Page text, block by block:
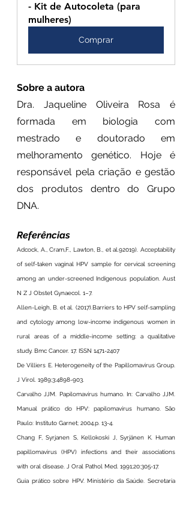
- Kit de Autocoleta (para
mulheres)
Comprar
Sobre a autora
Dra. Jaqueline Oliveira Rosa é
formada em biologia com
mestrado e doutorado em
melhoramento genético. Hoje é
responsável pela criação e gestão
dos produtos dentro do Grupo
DNA.
Referências
Adcock, A., Cram,F., Lawton, B., et al.92019). Acceptability
of self-taken vaginal HPV sample for cervical screening
among an under-screened Indigenous population. Aust
N Z J Obstet Gynaecol. 1–7.
Allen-Leigh, B. et al. (2017).Barriers to HPV self-sampling
and cytology among low-income indigenous women in
rural areas of a middle-income setting: a qualitative
study. Bmc Cancer. 17. ISSN 1471-2407
De Villiers E. Heterogeneity of the Papillomavirus Group.
J Virol. 1989;3:4898-903.
Carvalho JJM. Papilomavírus humano. In: Carvalho JJM.
Manual prático do HPV: papilomavírus humano. São
Paulo: Instituto Garnet; 2004.p. 13-4.
Chang F, Syrjanen S, Kellokoski J, Syrjänen K. Human
papillomavirus (HPV) infections and their associations
with oral disease. J Oral Pathol Med. 1991;20:305-17.
Guia prático sobre HPV. Ministério da Saúde. Secretaria